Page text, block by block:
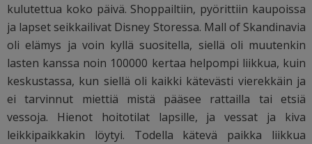
kulutettua koko päivä. Shoppailtiin, pyörittiin kaupoissa
ja lapset seikkailivat Disney Storessa. Mall of Skandinavia
oli elämys ja voin kyllä suositella, siellä oli muutenkin
lasten kanssa noin 100000 kertaa helpompi liikkua, kuin
keskustassa, kun siellä oli kaikki kätevästi vierekkäin ja
ei tarvinnut miettiä mistä pääsee rattailla tai etsiä
vessoja. Hienot hoitotilat lapsille, ja vessat ja kiva
leikkipaikkakin löytyi. Todella kätevä paikka liikkua